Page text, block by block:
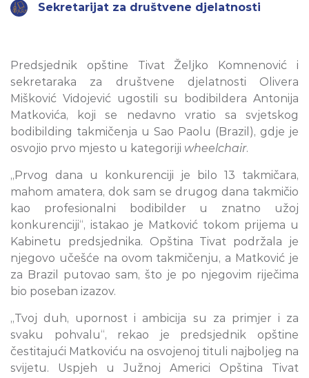
Sekretarijat za društvene djelatnosti
Predsjednik opštine Tivat Željko Komnenović i
sekretaraka za društvene djelatnosti Olivera
Mišković Vidojević ugostili su bodibildera Antonija
Matkovića, koji se nedavno vratio sa svjetskog
bodibilding takmičenja u Sao Paolu (Brazil), gdje je
osvojio prvo mjesto u kategoriji wheelchair.
„Prvog dana u konkurenciji je bilo 13 takmičara,
mahom amatera, dok sam se drugog dana takmičio
kao profesionalni bodibilder u znatno užoj
konkurenciji“, istakao je Matković tokom prijema u
Kabinetu predsjednika. Opština Tivat podržala je
njegovo učešće na ovom takmičenju, a Matković je
za Brazil putovao sam, što je po njegovim riječima
bio poseban izazov.
„Tvoj duh, upornost i ambicija su za primjer i za
svaku pohvalu“, rekao je predsjednik opštine
čestitajući Matkoviću na osvojenoj tituli najboljeg na
svijetu. Uspjeh u Južnoj Americi Opština Tivat